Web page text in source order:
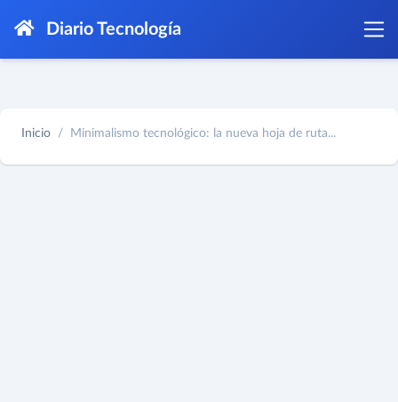
Diario Tecnología
Inicio Minimalismo tecnológico: la nueva hoja de ruta...